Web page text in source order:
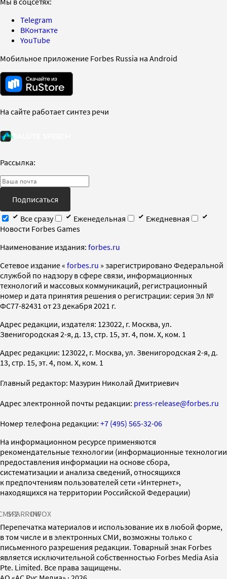
Telegram
ВКонтакте
YouTube
Мобильное приложение Forbes Russia на Android
На сайте работает синтез речи
Рассылка:
Подписаться
Все сразу
Еженедельная
Ежедневная
Новости Forbes Games
Наименование издания: forbes.ru
Cетевое издание « forbes.ru » зарегистрировано Федеральной
службой по надзору в сфере связи, информационных
технологий и массовых коммуникаций, регистрационный
номер и дата принятия решения о регистрации: серия Эл №
ФС77-82431 от 23 декабря 2021 г.
Адрес редакции, издателя: 123022, г. Москва, ул.
Звенигородская 2-я, д. 13, стр. 15, эт. 4, пом. X, ком. 1
Адрес редакции: 123022, г. Москва, ул. Звенигородская 2-я, д.
13, стр. 15, эт. 4, пом. X, ком. 1
Главный редактор: Мазурин Николай Дмитриевич
Адрес электронной почты редакции: press-release@forbes.ru
Номер телефона редакции: +7 (495) 565-32-06
На информационном ресурсе применяются
рекомендательные технологии (информационные технологии
предоставления информации на основе сбора,
систематизации и анализа сведений, относящихся
к предпочтениям пользователей сети «Интернет»,
находящихся на территории Российской Федерации)
SPARROWINFOX
Перепечатка материалов и использование их в любой форме,
в том числе и в электронных СМИ, возможны только с
письменного разрешения редакции. Товарный знак Forbes
является исключительной собственностью Forbes Media Asia
Pte. Limited. Все права защищены.